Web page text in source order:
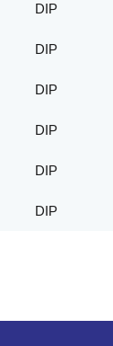
DIP
DIP
DIP
DIP
DIP
DIP